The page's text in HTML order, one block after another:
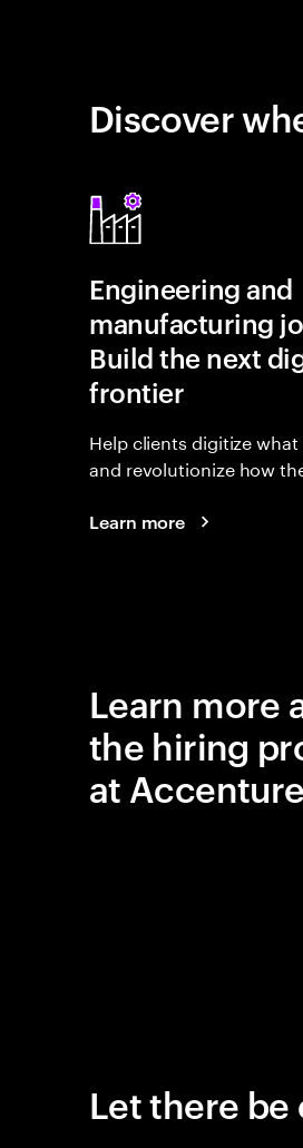
Discover
Engineering and
manufacturing
Build the next
frontier
Help clients digitize
and revolutionize how
Learn more
Learn more
the hiring
at Accenture
Let there be